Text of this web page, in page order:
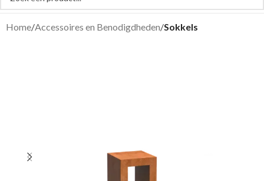
Home Accessoires en Benodigdheden Sokkels